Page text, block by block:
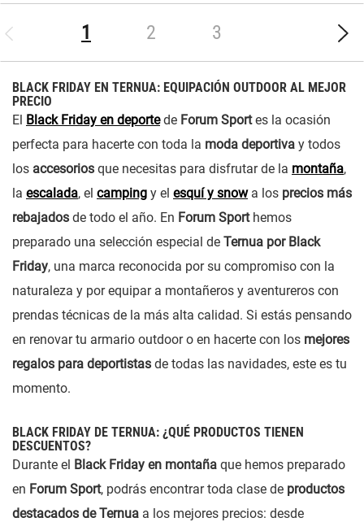
1 (current)
2 3
BLACK FRIDAY EN TERNUA: EQUIPACIÓN OUTDOOR AL MEJOR
PRECIO
El Black Friday en deportede Forum Sportes la ocasión
perfecta para hacerte con toda la moda deportiva y todos
los accesorios que necesitas para disfrutar de la montaña,
la escalada, el camping y el esquí y snowa los precios más
rebajados de todo el año. En Forum Sporthemos
preparado una selección especial de Ternua por Black
Friday, una marca reconocida por su compromiso con la
naturaleza y por equipar a montañeros y aventureros con
prendas técnicas de la más alta calidad. Si estás pensando
en renovar tu armario outdoor o en hacerte con los mejores
regalos para deportistas de todas las navidades, este es tu
momento.
BLACK FRIDAY DE TERNUA: ¿QUÉ PRODUCTOS TIENEN
DESCUENTOS?
Durante el Black Friday en montaña que hemos preparado
en Forum Sport, podrás encontrar toda clase de productos
destacados de Ternua a los mejores precios: desde